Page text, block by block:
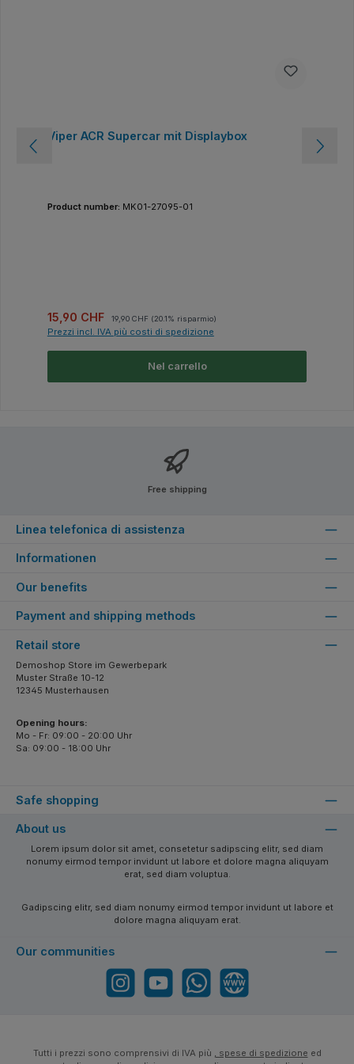
Viper ACR Supercar mit Displaybox
Product number: MK01-27095-01
Prezzo di vendita:
15,90 CHF 19,90 CHF (20.1% risparmio)
Prezzi incl. IVA più costi di spedizione
Nel carrello
Free shipping
Linea telefonica di assistenza
Informationen
Our benefits
Payment and shipping methods
Safe shopping
Retail store
Demoshop Store im Gewerbepark
Muster Straße 10-12
12345 Musterhausen
Opening hours:
Mo - Fr: 09:00 - 20:00 Uhr
Sa: 09:00 - 18:00 Uhr
About us
Lorem ipsum dolor sit amet, consetetur sadipscing elitr, sed diam
nonumy eirmod tempor invidunt ut labore et dolore magna aliquyam
erat, sed diam voluptua.
Gadipscing elitr, sed diam nonumy eirmod tempor invidunt ut labore et
dolore magna aliquyam erat.
Our communities
Instagram YouTube WhatsApp Website
Tutti i prezzi sono comprensivi di IVA più , spese di spedizione ed